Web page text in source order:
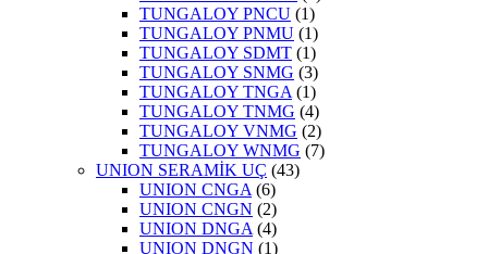
TUNGALOY PNCU (1)
TUNGALOY PNMU (1)
TUNGALOY SDMT (1)
TUNGALOY SNMG (3)
TUNGALOY TNGA (1)
TUNGALOY TNMG (4)
TUNGALOY VNMG (2)
TUNGALOY WNMG (7)
UNION SERAMİK UÇ (43)
UNION CNGA (6)
UNION CNGN (2)
UNION DNGA (4)
UNION DNGN (1)